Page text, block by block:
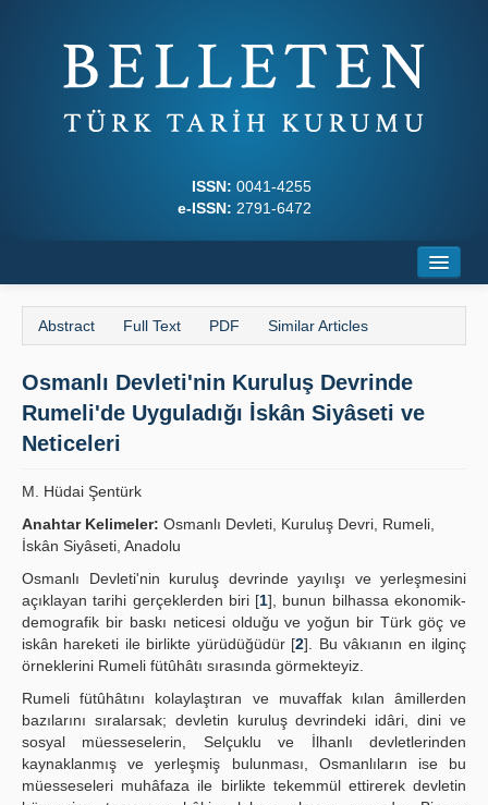
ISSN: 0041-4255
e-ISSN: 2791-6472
About
Journal Boards
Publication Policies
Guidelines
Contact Us
Abstract Full Text PDF Similar Articles
Osmanlı Devleti'nin Kuruluş Devrinde
Rumeli'de Uyguladığı İskân Siyâseti ve
Neticeleri
M. Hüdai Şentürk
Anahtar Kelimeler: Osmanlı Devleti, Kuruluş Devri, Rumeli,
İskân Siyâseti, Anadolu
Osmanlı Devleti'nin kuruluş devrinde yayılışı ve yerleşmesini
açıklayan tarihi gerçeklerden biri [1], bunun bilhassa ekonomik-
demografik bir baskı neticesi olduğu ve yoğun bir Türk göç ve
iskân hareketi ile birlikte yürüdüğüdür [2]. Bu vâkıanın en ilginç
örneklerini Rumeli fütûhâtı sırasında görmekteyiz.
Rumeli fütûhâtını kolaylaştıran ve muvaffak kılan âmillerden
bazılarını sıralarsak; devletin kuruluş devrindeki idâri, dini ve
sosyal müesseselerin, Selçuklu ve İlhanlı devletlerinden
kaynaklanmış ve yerleşmiş bulunması, Osmanlıların ise bu
müesseseleri muhâfaza ile birlikte tekemmül ettirerek devletin